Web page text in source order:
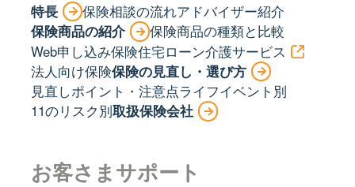
特長 保険相談の流れアドバイザー紹介
保険商品の紹介
保険商品の種類と比較
Web申し込み保険住宅ローン介護サービス
法人向け保険保険の見直し・選び方
見直しポイント・注意点ライフイベント別
11のリスク別取扱保険会社
お客さまサポート